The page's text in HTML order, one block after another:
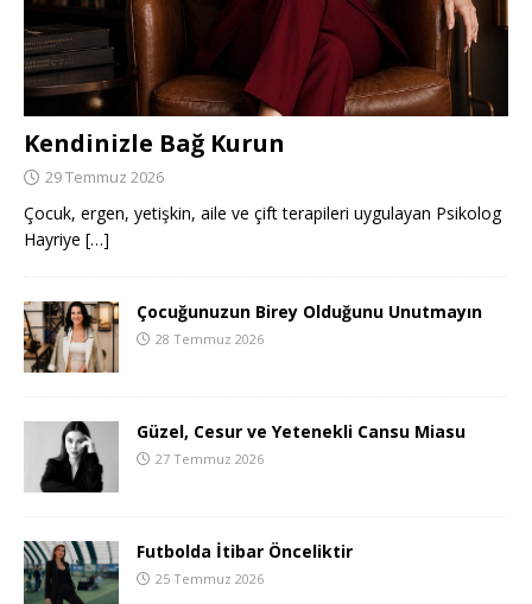
Kendinizle Bağ Kurun
29 Temmuz 2026
Çocuk, ergen, yetişkin, aile ve çift terapileri uygulayan Psikolog
Hayriye […]
Çocuğunuzun Birey Olduğunu Unutmayın
28 Temmuz 2026
Güzel, Cesur ve Yetenekli Cansu Miasu
27 Temmuz 2026
Futbolda İtibar Önceliktir
25 Temmuz 2026